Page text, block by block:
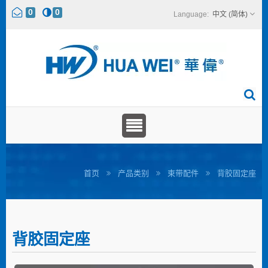
0 0 中文 (简体)
首页 产品类别 束带配件 背胶固定座
背胶固定座